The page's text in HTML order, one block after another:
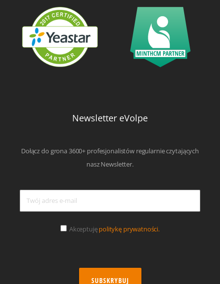
Newsletter eVolpe
Dołącz do grona 3600+ profesjonalistów regularnie czytających
nasz Newsletter.
Akceptujępolitykę prywatności.
SUBSKRYBUJ